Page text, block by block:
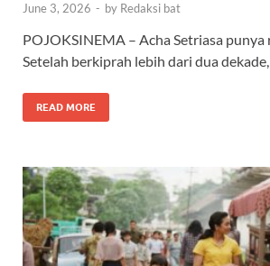
June 3, 2026 - by Redaksi bat
POJOKSINEMA – Acha Setriasa punya
Setelah berkiprah lebih dari dua
READ MORE